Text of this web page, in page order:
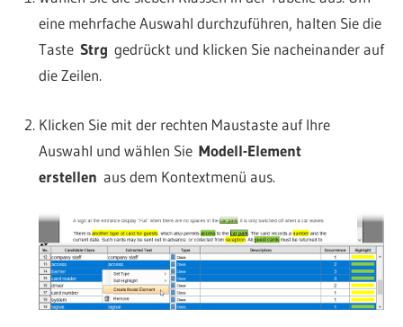
eine mehrfache Auswahl durchzuführen, halten Sie die
Taste Strg gedrückt und klicken Sie nacheinander auf
die Zeilen.
Klicken Sie mit der rechten Maustaste auf Ihre
Auswahl und wählen Sie Modell-Element
erstellen aus dem Kontextmenü aus.